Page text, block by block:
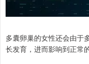
多囊卵巢的女性还会由于
长发育，进而影响到正常的